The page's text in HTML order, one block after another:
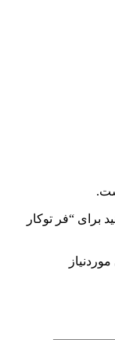
برای “فر توکار